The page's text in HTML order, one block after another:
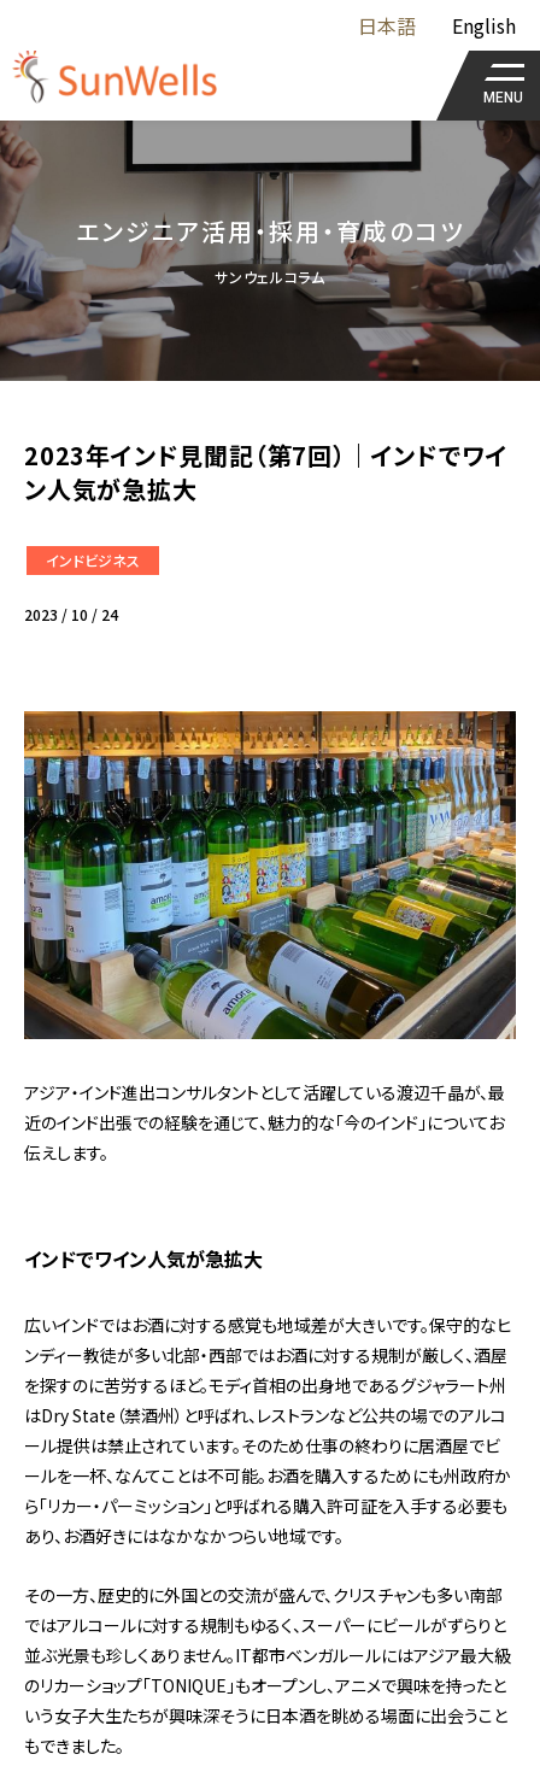
日本語 English
MENU
エンジニア活用・採用・育成のコツ
サンウェルコラム
2023年インド見聞記（第7回）｜インドでワイ
ン人気が急拡大
インドビジネス
2023 / 10 / 24
アジア・インド進出コンサルタントとして活躍している渡辺千晶が、最
近のインド出張での経験を通じて、魅力的な「今のインド」についてお
伝えします。
インドでワイン人気が急拡大
広いインドではお酒に対する感覚も地域差が大きいです。保守的なヒ
ンディー教徒が多い北部・西部ではお酒に対する規制が厳しく、酒屋
を探すのに苦労するほど。モディ首相の出身地であるグジャラート州
はDry State（禁酒州）と呼ばれ、レストランなど公共の場でのアルコ
ール提供は禁止されています。そのため仕事の終わりに居酒屋でビ
ールを一杯、なんてことは不可能。お酒を購入するためにも州政府か
ら「リカー・パーミッション」と呼ばれる購入許可証を入手する必要も
あり、お酒好きにはなかなかつらい地域です。
その一方、歴史的に外国との交流が盛んで、クリスチャンも多い南部
ではアルコールに対する規制もゆるく、スーパーにビールがずらりと
並ぶ光景も珍しくありません。IT都市ベンガルールにはアジア最大級
のリカーショップ「TONIQUE」もオープンし、アニメで興味を持ったと
いう女子大生たちが興味深そうに日本酒を眺める場面に出会うこと
もできました。